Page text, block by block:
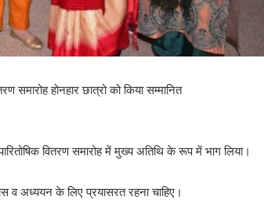
समारोह होनहार छात्रो को किया सम्मानित
वितरण समारोह में मुख्य अतिथि के रूप में भाग लिया।
अध्ययन के लिए प्रयासरत रहना चाहिए।